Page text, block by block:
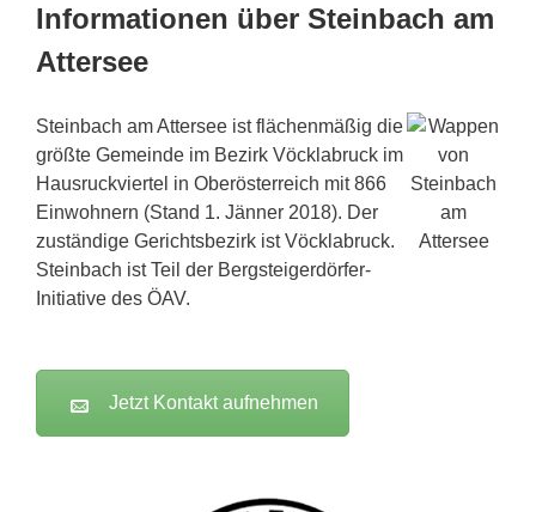
Informationen über Steinbach am
Attersee
Steinbach am Attersee ist flächenmäßig die
größte Gemeinde im Bezirk Vöcklabruck im
Hausruckviertel in Oberösterreich mit 866
Einwohnern (Stand 1. Jänner 2018). Der
zuständige Gerichtsbezirk ist Vöcklabruck.
Steinbach ist Teil der Bergsteigerdörfer-
Initiative des ÖAV.
Jetzt Kontakt aufnehmen